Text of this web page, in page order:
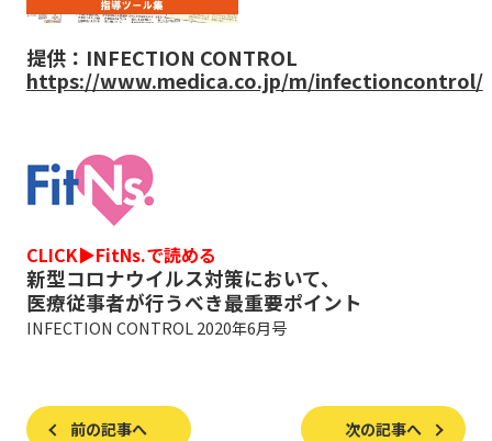
提供：INFECTION CONTROL
https://www.medica.co.jp/m/infectioncontrol/
CLICK▶FitNs.で読める
新型コロナウイルス対策において、
医療従事者が行うべき最重要ポイント
INFECTION CONTROL 2020年6月号
前の記事へ 次の記事へ